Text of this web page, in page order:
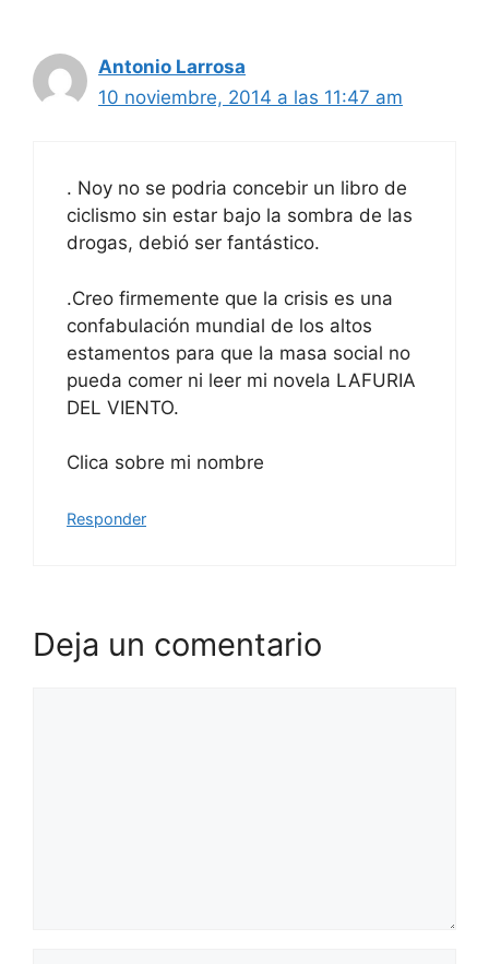
Antonio Larrosa
10 noviembre, 2014 a las 11:47 am
. Noy no se podria concebir un libro de
ciclismo sin estar bajo la sombra de las
drogas, debió ser fantástico.
.Creo firmemente que la crisis es una
confabulación mundial de los altos
estamentos para que la masa social no
pueda comer ni leer mi novela LAFURIA
DEL VIENTO.
Clica sobre mi nombre
Responder
Deja un comentario